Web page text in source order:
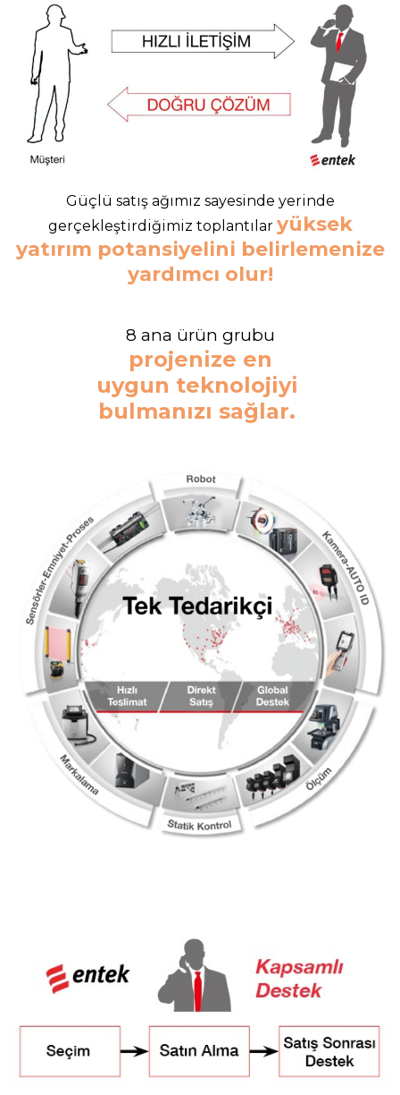
Güçlü satış ağımız sayesinde yerinde
gerçekleştirdiğimiz toplantılar yüksek
yatırım potansiyelini belirlemenize
yardımcı olur!
8 ana ürün grubu
projenize en
uygun teknolojiyi
bulmanızı sağlar.